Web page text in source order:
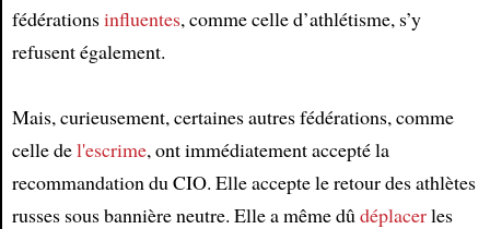
fédérationsinfluentes, comme celle d’athlétisme, s’y
refusent également.
Mais, curieusement, certaines autres fédérations, comme
celle del'escrime, ont immédiatement accepté la
recommandation du CIO. Elle accepte le retour des athlètes
russes sous bannière neutre. Elle a même dûdéplacerles